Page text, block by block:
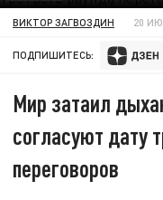
ВИКТОР ЗАГВОЗДИН 20
ПОДПИШИТЕСЬ:
Мир затаил
согласуют дату
переговоров